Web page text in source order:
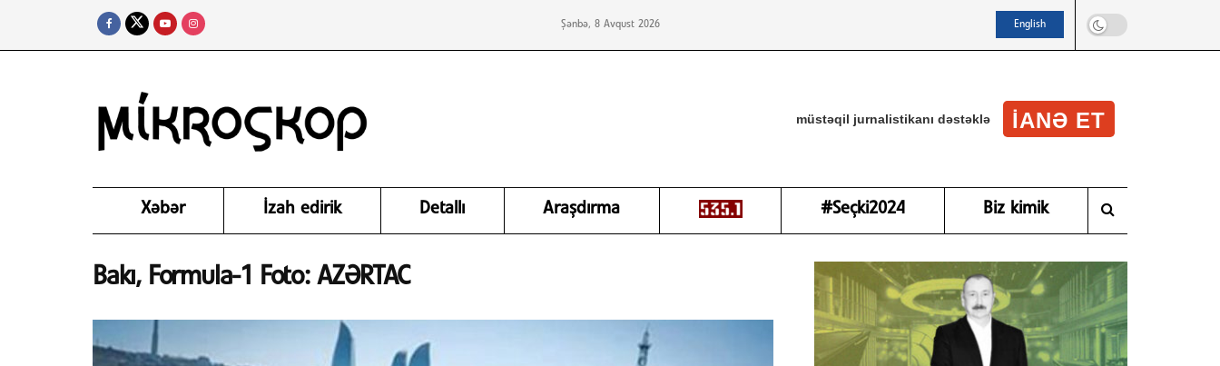
Şənbə, 8 Avqust 2026 English
müstəqil jurnalistikanı dəstəklə IANƏ ET
Xəbər İzah edirik Detallı Araşdırma #Seçki2024 Biz kimik
Bakı, Formula-1 Foto: AZƏRTAC